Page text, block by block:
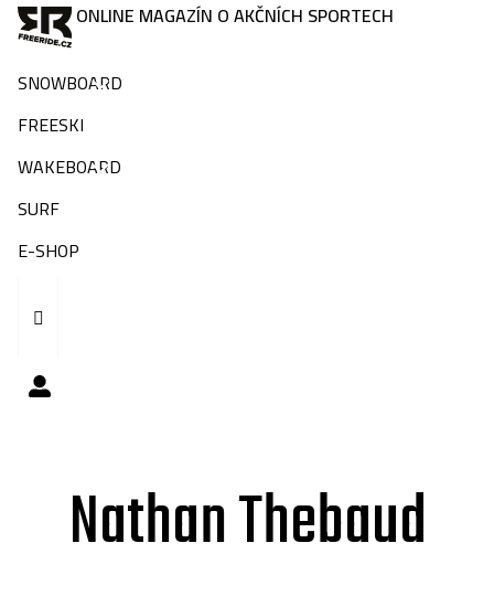
ONLINE MAGAZÍN O AKČNÍCH SPORTECH
SNOWBOARD
FREESKI
WAKEBOARD
SURF
E-SHOP
Nathan Thebaud